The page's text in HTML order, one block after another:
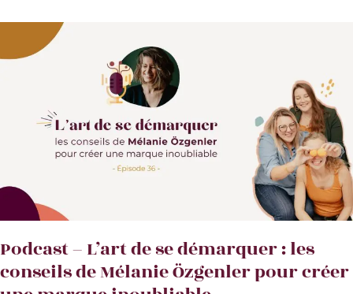
trimestre
Podcast – L’art de se démarquer : les
conseils de Mélanie Özgenler pour créer